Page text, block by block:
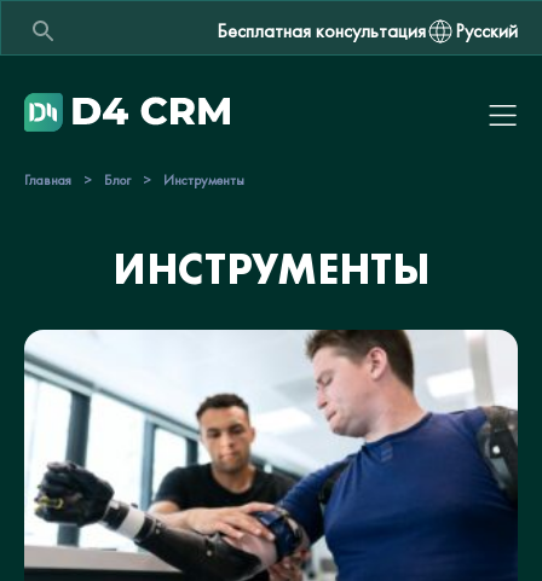
Бесплатная консультация Русский
Главная > Блог > Инструменты
ИНСТРУМЕНТЫ